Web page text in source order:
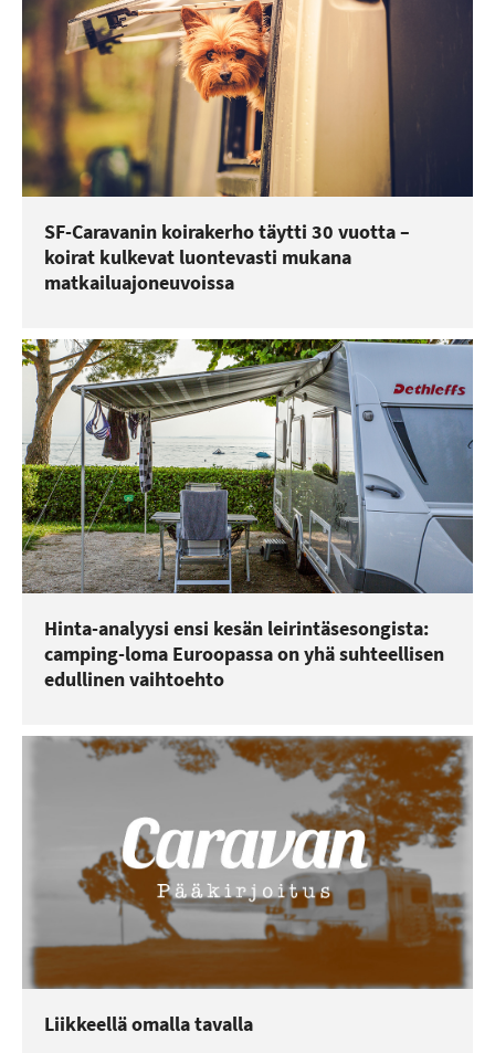
SF-Caravanin koirakerho täytti 30 vuotta –
koirat kulkevat luontevasti mukana
matkailuajoneuvoissa
Hinta-analyysi ensi kesän leirintäsesongista:
camping-loma Euroopassa on yhä suhteellisen
edullinen vaihtoehto
Liikkeellä omalla tavalla